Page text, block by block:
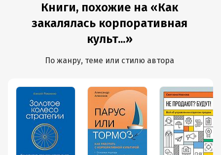
Книги, похожие на «Как
закалялась корпоративная
культ...»
По жанру, теме или стилю автора